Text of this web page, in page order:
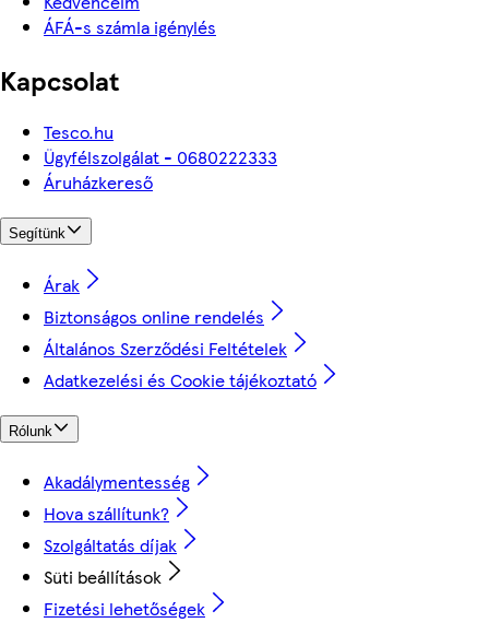
ÁFÁ-s számla igénylés
Kapcsolat
Tesco.hu
Ügyfélszolgálat - 0680222333
Áruházkereső
Segítünk
Árak
Biztonságos online rendelés
Általános Szerződési Feltételek
Adatkezelési és Cookie tájékoztató
Rólunk
Akadálymentesség
Hova szállítunk?
Szolgáltatás díjak
Süti beállítások
Fizetési lehetőségek